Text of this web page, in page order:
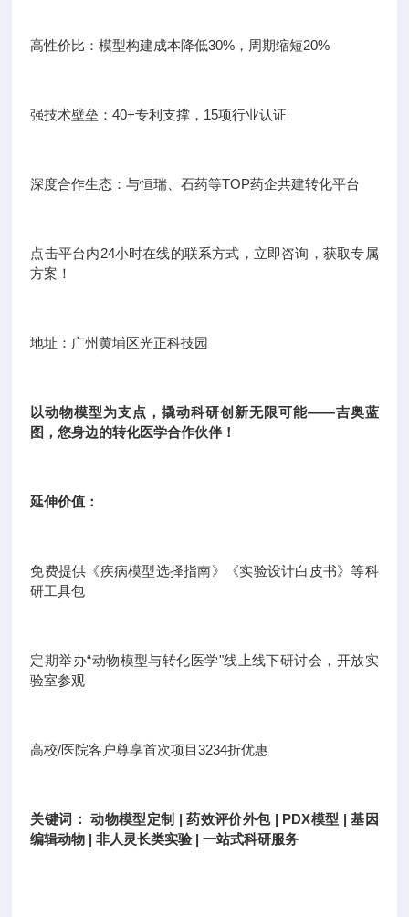
高性价比：模型构建成本降低30%，周期缩短20%
强技术壁垒：40+专利支撑，15项行业认证
深度合作生态：与恒瑞、石药等TOP药企共建转化平台
点击平台内24小时在线的联系方式，立即咨询，获取专属
方案！
地址：广州黄埔区光正科技园
以动物模型为支点，撬动科研创新无限可能——吉奥蓝
图，您身边的转化医学合作伙伴！
延伸价值：
免费提供《疾病模型选择指南》《实验设计白皮书》等科
研工具包
定期举办“动物模型与转化医学"线上线下研讨会，开放实
验室参观
高校/医院客户尊享首次项目3234折优惠
关键词： 动物模型定制 | 药效评价外包 | PDX模型 | 基因
编辑动物 | 非人灵长类实验 | 一站式科研服务